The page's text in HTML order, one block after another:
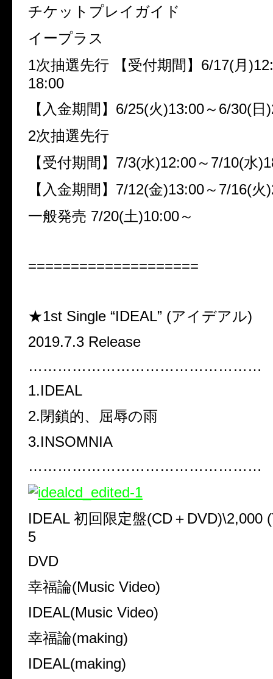
チケットプレイガイド
イープラス
1次抽選先行 【受付期間】 6/17(月
18:00
【入金期間】 6/25(火)13:00～ 6/30(日
2次抽選先行
【受付期間】 7/3(水)12:00～ 7/10(水
【入金期間】 7/12(金)13:00～ 7/16(火
一般発売 7/20(土)10:00～
====================
★1st Single “IDEAL” (アイデアル)
2019.7.3 Release
…………………………………………
1.IDEAL
2.閉鎖的、屈辱の雨
3.INSOMNIA
…………………………………………
IDEAL 初回限定盤(CD＋ DVD)\2,000
5
DVD
幸福論(Music Video)
IDEAL(Music Video)
幸福論(making)
IDEAL(making)